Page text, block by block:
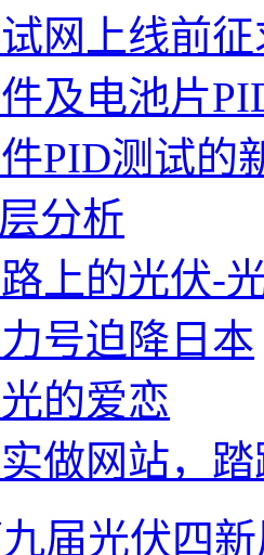
网上线前
及电池片
PID测试的
分析
上的光伏-
号迫降日本
的爱恋
做网站，
届光伏四